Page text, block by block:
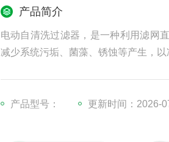
产品简介
电动自清洗过滤器，是一种利用滤网
减少系统污垢、菌藻、锈蚀等产生，
产品型号： 更新时间：2026-